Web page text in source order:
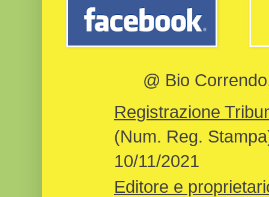
@ Bio
Registrazione
(Num. Reg.
10/11/2021
Editore e